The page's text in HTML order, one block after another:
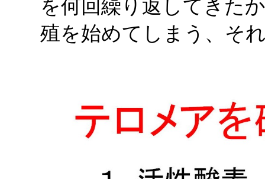
を何回繰り返してきた
殖を始めてしまう、そ